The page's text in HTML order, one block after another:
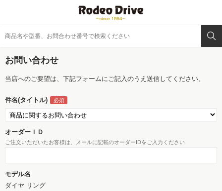
お問い合わせ
当店へのご要望は、下記フォームにご記入のうえ送信してください。
件名(タイトル)
オーダーＩＤ
ご注文いただいたお客様は、メールに記載のオーダーIDをご入力ください
モデル名
ダイヤ リング